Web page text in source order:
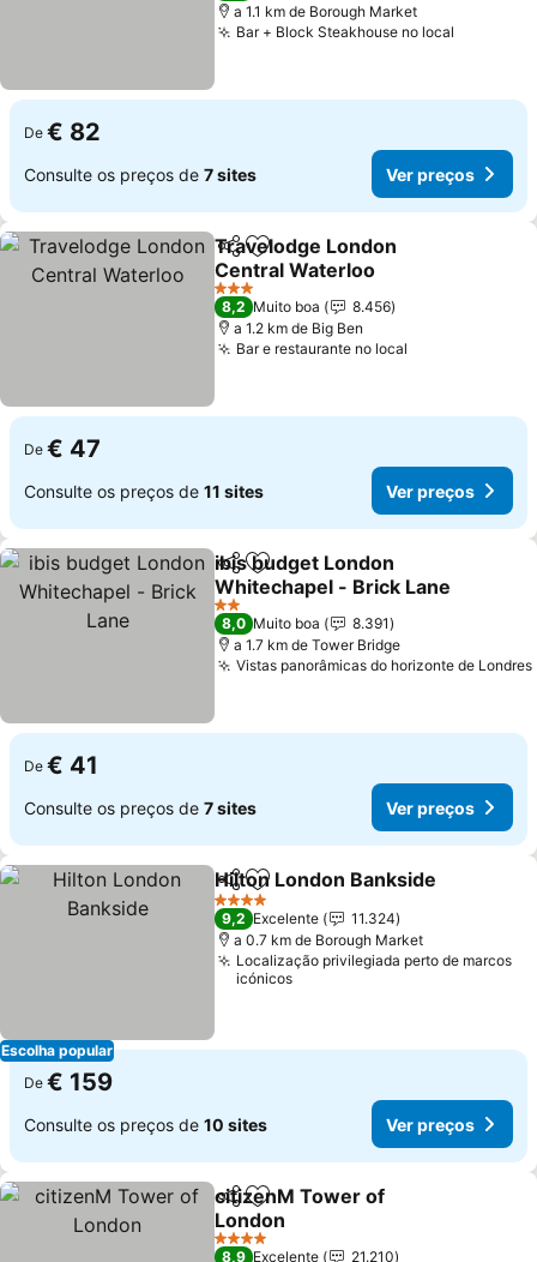
a 1.1 km de Borough Market
Bar + Block Steakhouse no local
De € 82
Consulte os preços de 7 sites Ver preços
PartilharAdicionar aos favoritos
Travelodge London
Central Waterloo
Ver preços
3 Estrelas
8,2 Muito boa
8.456
a 1.2 km de Big Ben
Bar e restaurante no local
De € 47
Consulte os preços de 11 sites Ver preços
PartilharAdicionar aos favoritos
ibis budget London
Whitechapel - Brick Lane
Ver preços
2 Estrelas
8,0 Muito boa
8.391
a 1.7 km de Tower Bridge
Vistas panorâmicas do horizonte de Londres
De € 41
Consulte os preços de 7 sites Ver preços
Escolha popular
PartilharAdicionar aos favoritos
Hilton London Bankside
4 Estrelas
9,2 Excelente
11.324
a 0.7 km de Borough Market
Localização privilegiada perto de marcos
icónicos
De € 159
Consulte os preços de 10 sites Ver preços
PartilharAdicionar aos favoritos
citizenM Tower of
London
Ver preços
4 Estrelas
8,9 Excelente 21.210